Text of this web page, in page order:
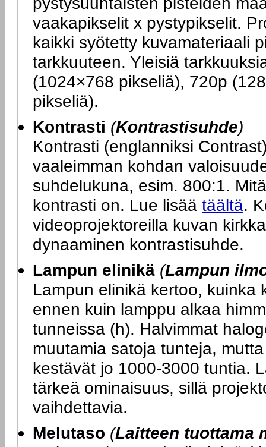
vaakapikselit x pystypikselit.
kaikki syötetty kuvamateriaali
tarkkuuteen. Yleisiä
(1024×768 pikseliä), 720p
pikseliä).
Kontrasti (Kontrastisuhde)
Kontrasti (englanniksi
vaaleimman kohdan
suhdelukuna, esim. 800:1.
kontrasti on. Lue lisää täältä.
videoprojektoreilla kuvan
dynaaminen kontrastisuhde.
Lampun elinikä (Lampun
Lampun elinikä kertoo, kuinka
ennen kuin lamppu alkaa
tunneissa (h). Halvimmat
muutamia satoja tunteja,
kestävät jo 1000-3000 tuntia.
tärkeä ominaisuus, sillä
vaihdettavia.
Melutaso (Laitteen tuottama